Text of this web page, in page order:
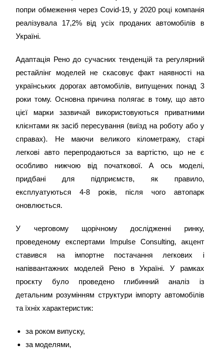
попри обмеження через Covid-19, у 2020 році компанія
реалізувала 17,2% від усіх проданих автомобілів в
Україні.
Адаптація Рено до сучасних тенденцій та регулярний
рестайлінг моделей не скасовує факт наявності на
українських дорогах автомобілів, випущених понад 3
роки тому. Основна причина полягає в тому, що авто
цієї марки зазвичай використовуються приватними
клієнтами як засіб пересування (виїзд на роботу або у
справах). Не маючи великого кілометражу, старі
легкові авто перепродаються за вартістю, що не є
особливо нижчою від початкової. А ось моделі,
придбані для підприємств, як правило,
експлуатуються 4-8 років, після чого автопарк
оновлюється.
У черговому щорічному дослідженні ринку,
проведеному експертами Impulse Consulting, акцент
ставився на імпортне постачання легкових і
напіввантажних моделей Рено в Україні. У рамках
проєкту було проведено глибинний аналіз із
детальним розумінням структури імпорту автомобілів
та їхніх характеристик:
за роком випуску,
за моделями,